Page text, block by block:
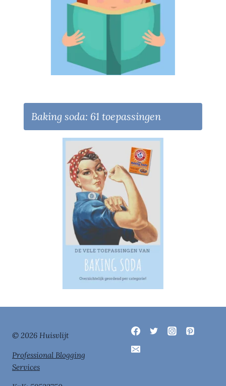
Baking soda: 61 toepassingen
© 2026 Huisvlijt
Professional Blogging
Services